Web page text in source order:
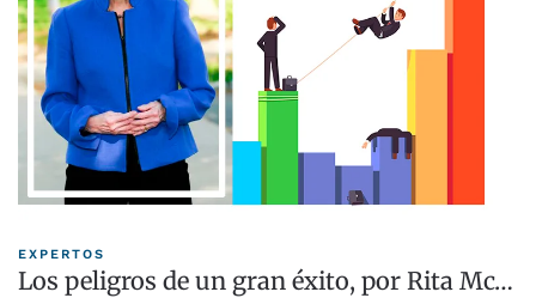
EXPERTOS
Los peligros de un gran éxito, por Rita Mc…